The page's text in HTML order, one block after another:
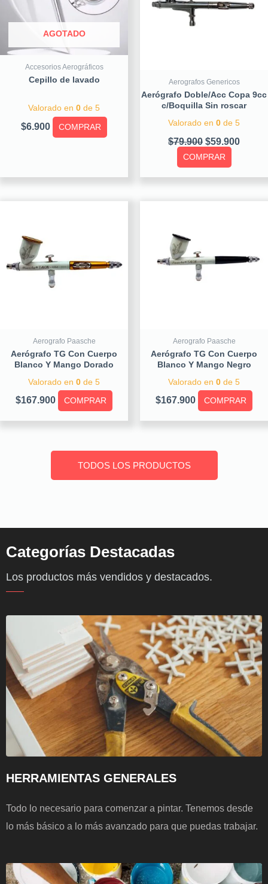
AGOTADO
Accesorios Aerográficos
Cepillo de lavado
Valorado en 0 de 5
$6.900 COMPRAR
Aerografos Genericos
Aerógrafo Doble/Acc Copa 9cc
c/Boquilla Sin roscar
Valorado en 0 de 5
$79.900 $59.900
COMPRAR
Aerografo Paasche
Aerógrafo TG Con Cuerpo
Blanco Y Mango Dorado
Valorado en 0 de 5
$167.900 COMPRAR
Aerografo Paasche
Aerógrafo TG Con Cuerpo
Blanco Y Mango Negro
Valorado en 0 de 5
$167.900 COMPRAR
TODOS LOS PRODUCTOS
Categorías Destacadas
Los productos más vendidos y destacados.
HERRAMIENTAS GENERALES
Todo lo necesario para comenzar a pintar. Tenemos desde
lo más básico a lo más avanzado para que puedas trabajar.